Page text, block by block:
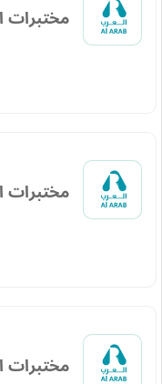
مختبرات
مختبرات